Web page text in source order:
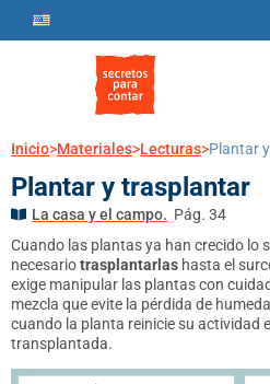
Inicio>Materiales>Lecturas>Plantar
Plantar y trasplantar
La casa y el campo. Pág. 34
Cuando las plantas ya han crecido lo
necesariotrasplantarlas hasta el
exige manipular las plantas con
mezcla que evite la pérdida de
cuando la planta reinicie su actividad
transplantada.